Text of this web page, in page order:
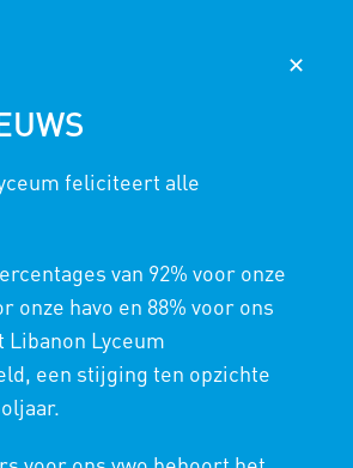
/ KENNISMAKEN
DIVERSITEIT
✕
feliciteert alle
van 92% voor onze
onze havo en 88% voor ons
Lyceum
een stijging ten opzichte